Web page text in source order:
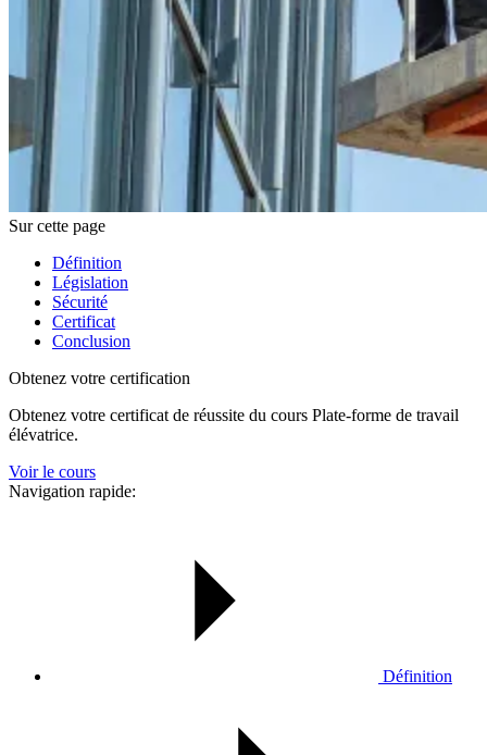
Sur cette page
Définition
Législation
Sécurité
Certificat
Conclusion
Obtenez votre certification
Obtenez votre certificat de réussite du cours Plate-forme de travail
élévatrice.
Voir le cours
Navigation rapide:
Définition